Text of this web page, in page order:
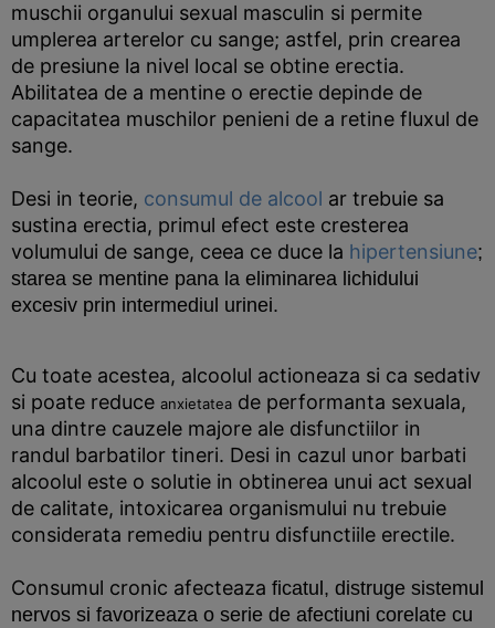
muschii organului sexual masculin si permite
umplerea arterelor cu sange; astfel, prin crearea
de presiune la nivel local se obtine erectia.
Abilitatea de a mentine o erectie depinde de
capacitatea muschilor penieni de a retine fluxul de
sange.
Desi in teorie, consumul de alcool ar trebuie sa
sustina erectia, primul efect este cresterea
volumului de sange, ceea ce duce la hipertensiune;
starea se mentine pana la eliminarea lichidului
excesiv prin intermediul urinei.
Cu toate acestea, alcoolul actioneaza si ca sedativ
si poate reduce anxietatea de performanta sexuala,
una dintre cauzele majore ale disfunctiilor in
randul barbatilor tineri. Desi in cazul unor barbati
alcoolul este o solutie in obtinerea unui act sexual
de calitate, intoxicarea organismului nu trebuie
considerata remediu pentru disfunctiile erectile.
Consumul cronic afecteaza ficatul , distruge sistemul
nervos si favorizeaza o serie de afectiuni corelate cu